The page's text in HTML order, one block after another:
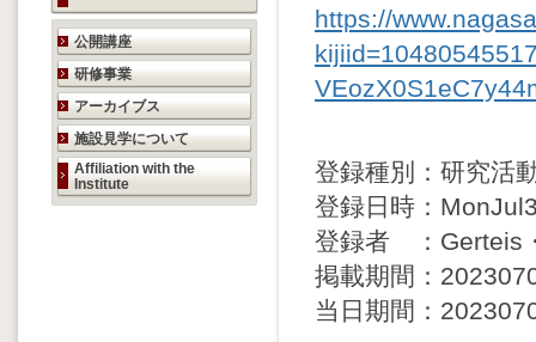
研究活動のご案内
公開講座
研修事業
アーカイブス
施設見学について
Affiliation with the
Institute
https://
登録種別：研究活
登録日時：
登録者 ：Gerteis
掲載期間：
当日期間：